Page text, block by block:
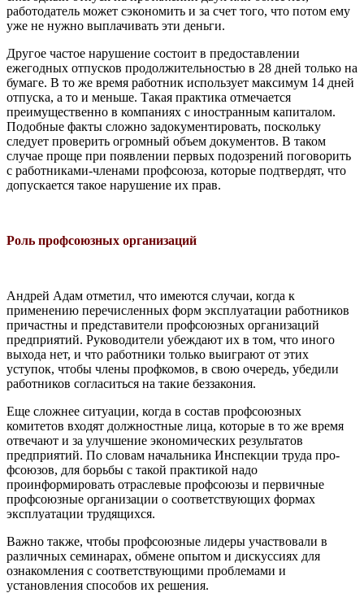
работодатель может сэ­кономить и за счет того, что потом ему
уже не нужно выплачивать эти деньги.
Другое частое нарушение состоит в предоставлении
ежегодных отпусков продолжительностью в 28 дней только на
бумаге. В то же время работник ис­пользует максимум 14 дней
отпуска, а то и меньше. Такая практика отмечается
преимущественно в компаниях с иностранным капиталом.
Подобные факты сложно задокументировать, посколь­ку
следует проверить огромный объем документов. В таком
случае проще при появлении первых подозрений погово­рить
с работниками-членами профсою­за, которые подтвердят, что
допускается такое нарушение их прав.
Роль профсоюзных организаций
Андрей Адам отметил, что имеются случаи, когда к
применению перечис­ленных форм эксплуатации работников
причастны и представители профсоюз­ных организаций
предприятий. Руко­водители убеждают их в том, что ино­го
выхода нет, и что работники только выиграют от этих
уступок, чтобы члены профкомов, в свою очередь, убедили
ра­ботников согласиться на такие беззако­ния.
Еще сложнее ситуации, когда в состав профсоюзных
комитетов входят долж­ностные лица, которые в то же время
отвечают и за улучшение экономичес­ких результатов
предприятий. По сло­вам начальника Инспекции труда про­
фсоюзов, для борьбы с такой практи­кой надо
проинформировать отрасле­вые профсоюзы и первичные
профсо­юзные организации о соответствующих формах
эксплуатации трудящихся.
Важно также, чтобы профсоюзные лидеры участвовали в
различных се­минарах, обмене опытом и дискуссиях для
ознакомления с соответствующи­ми проблемами и
установления спосо­бов их решения.